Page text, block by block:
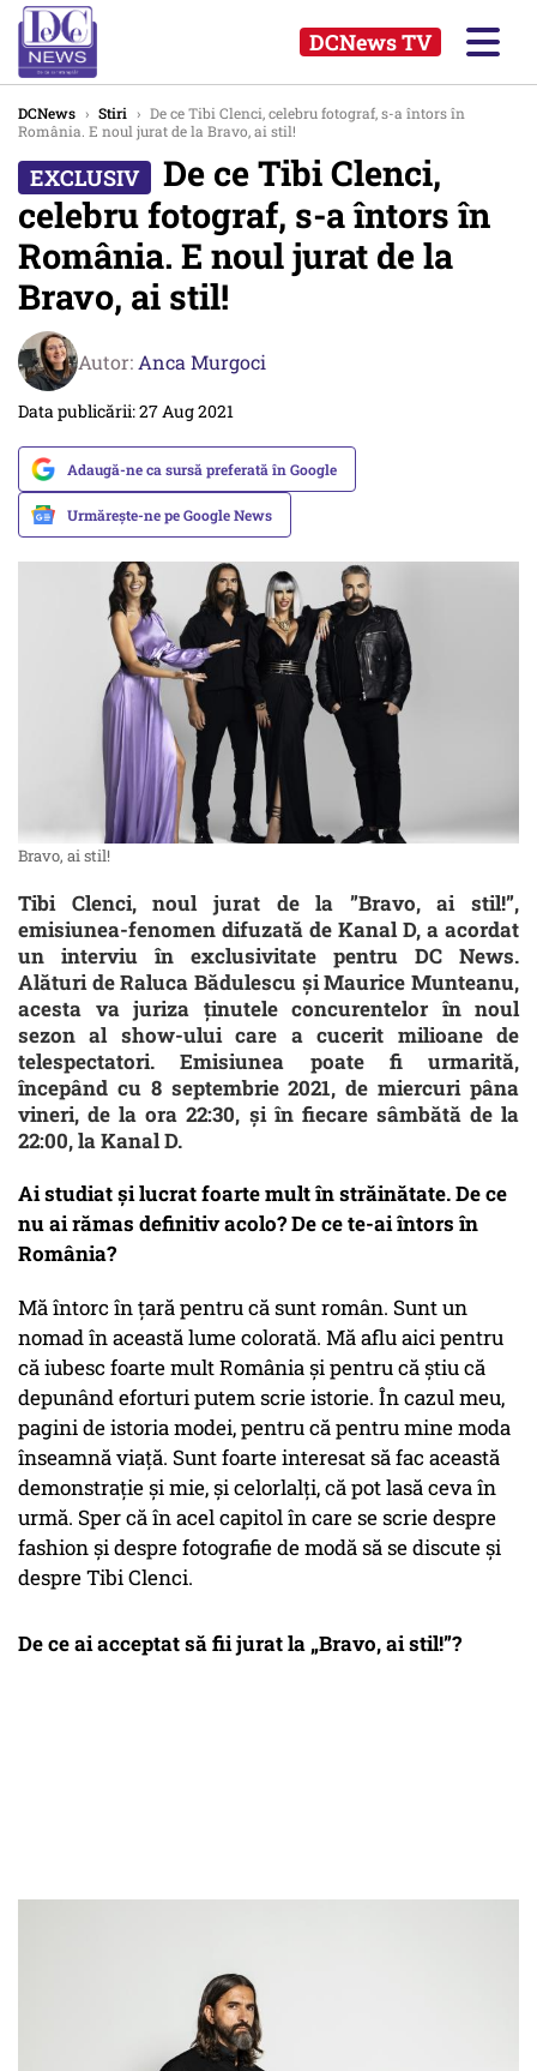
DCNews TV
DCNews › Stiri › De ce Tibi Clenci, celebru fotograf, s-a întors în
România. E noul jurat de la Bravo, ai stil!
De ce Tibi Clenci,
celebru fotograf, s-a întors în
România. E noul jurat de la
Bravo, ai stil!
Autor: Anca Murgoci
Data publicării: 27 Aug 2021
Adaugă-ne ca sursă preferată în Google
Urmărește-ne pe Google News
Bravo, ai stil!
Tibi Clenci, noul jurat de la ”Bravo, ai stil!”,
emisiunea-fenomen difuzată de Kanal D, a acordat
un interviu în exclusivitate pentru DC News.
Alături de Raluca Bădulescu și Maurice Munteanu,
acesta va juriza ținutele concurentelor în noul
sezon al show-ului care a cucerit milioane de
telespectatori. Emisiunea poate fi urmarită,
începând cu 8 septembrie 2021, de miercuri pâna
vineri, de la ora 22:30, și în fiecare sâmbătă de la
22:00, la Kanal D.
Ai studiat și lucrat foarte mult în străinătate. De ce
nu ai rămas definitiv acolo? De ce te-ai întors în
România?
Mă întorc în țară pentru că sunt român. Sunt un
nomad în această lume colorată. Mă aflu aici pentru
că iubesc foarte mult România și pentru că știu că
depunând eforturi putem scrie istorie. În cazul meu,
pagini de istoria modei, pentru că pentru mine moda
înseamnă viață. Sunt foarte interesat să fac această
demonstrație și mie, și celorlalți, că pot lasă ceva în
urmă. Sper că în acel capitol în care se scrie despre
fashion și despre fotografie de modă să se discute și
despre Tibi Clenci.
De ce ai acceptat să fii jurat la „Bravo, ai stil!”?